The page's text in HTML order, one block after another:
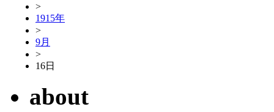
>
1915年
>
9月
>
16日
about